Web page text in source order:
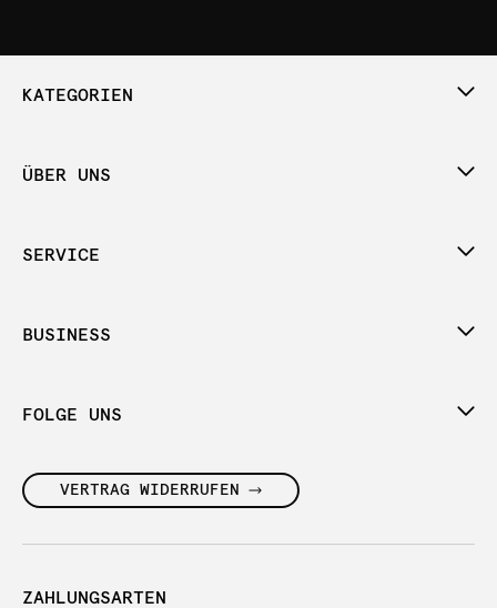
KATEGORIEN
ÜBER UNS
SERVICE
BUSINESS
FOLGE UNS
VERTRAG WIDERRUFEN
ZAHLUNGSARTEN